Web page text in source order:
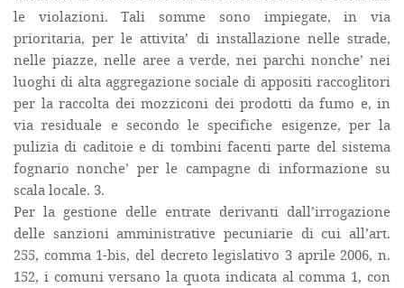
le violazioni. Tali somme sono impiegate, in via
prioritaria, per le attivita’ di installazione nelle strade,
nelle piazze, nelle aree a verde, nei parchi nonche’ nei
luoghi di alta aggregazione sociale di appositi raccoglitori
per la raccolta dei mozziconi dei prodotti da fumo e, in
via residuale e secondo le specifiche esigenze, per la
pulizia di caditoie e di tombini facenti parte del sistema
fognario nonche’ per le campagne di informazione su
scala locale. 3.
Per la gestione delle entrate derivanti dall’irrogazione
delle sanzioni amministrative pecuniarie di cui all’art.
255, comma 1-bis, del decreto legislativo 3 aprile 2006, n.
152, i comuni versano la quota indicata al comma 1, con